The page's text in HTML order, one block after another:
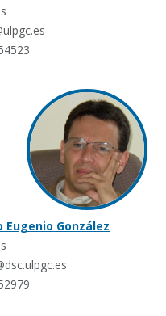
Eugenio González